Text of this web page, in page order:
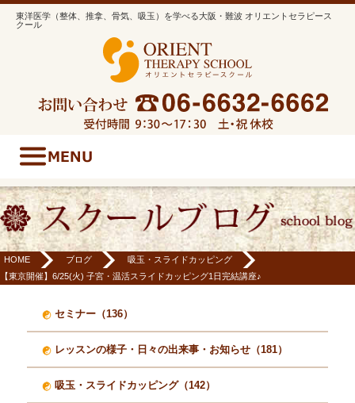
東洋医学（整体、推拿、骨気、吸玉）を学べる大阪・難波 オリエントセラピース
クール
HOME ブログ
吸玉・スライドカッピング
【東京開催】6/25(火) 子宮・温活スライドカッピング1日完結講座♪
セミナー（136）
レッスンの様子・日々の出来事・お知らせ（181）
吸玉・スライドカッピング（142）